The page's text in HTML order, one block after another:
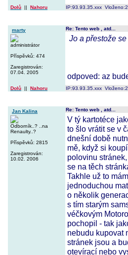
Dolů || Nahoru IP:93.93.35.xxx
marty
administrátor
Příspěvků: 474
Zaregistrován:
07.04. 2005
Re: Tento web , atd...
Jo a přestože
odpoved: az
Dolů || Nahoru IP:93.93.35.xxx
Jan Kalina
Odborník..? ..na
Renaulty..?
Příspěvků: 2815
Zaregistrován:
10.02. 2006
Re: Tento web , atd...
V tý kartotéce
to šlo vrátit se v
dnešní době
mě, když si
polovinu
se na těch
Takhle už to
jednoduchou
o několik
s tím starým
véčkovým
pochopil - tak
nebudu kupovat
stránek jsou a
otevírací nebo